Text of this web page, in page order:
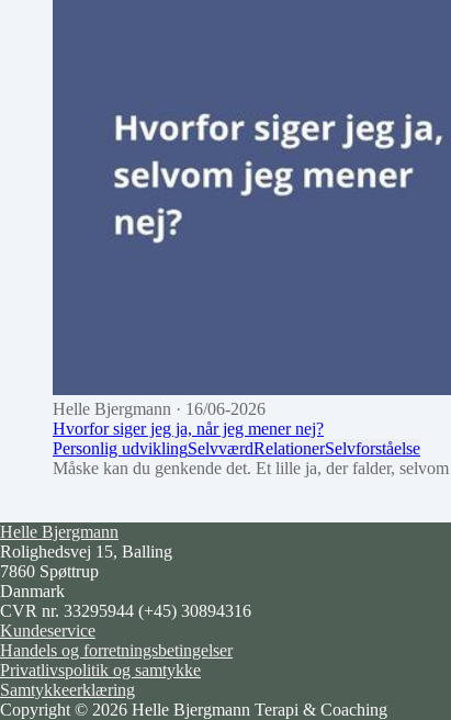
Helle Bjergmann · 16/06-2026
Hvorfor siger jeg ja, når jeg mener nej?
Personlig udviklingSelvværdRelationerSelvforståelse
Måske kan du genkende det. Et lille ja, der falder,
Helle Bjergmann
Rolighedsvej 15, Balling
7860 Spøttrup
Danmark
CVR nr. 33295944 (+45) 30894316
Kundeservice
Handels og forretningsbetingelser
Privatlivspolitik og samtykke
Samtykkeerklæring
Copyright © 2026 Helle Bjergmann Terapi & Coaching